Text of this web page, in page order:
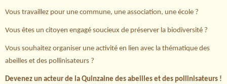
Vous travaillez pour une commune, une association, une école ?
Vous êtes un citoyen engagé soucieux de préserver la biodiversité ?
Vous souhaitez organiser une activité en lien avec la thématique des
abeilles et des pollinisateurs ?
Devenez un acteur de la Quinzaine des abeilles et des pollinisateurs !